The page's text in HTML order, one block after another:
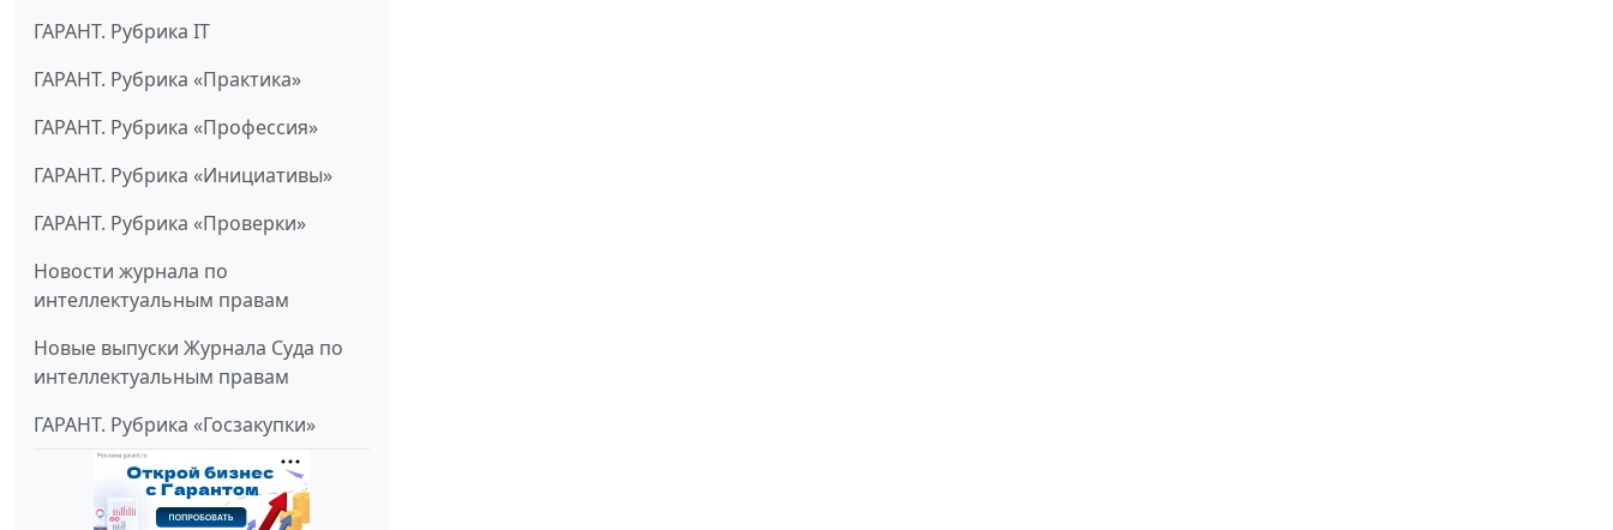
ГАРАНТ. Рубрика IT
ГАРАНТ. Рубрика «Практика»
ГАРАНТ. Рубрика «Профессия»
ГАРАНТ. Рубрика «Инициативы»
ГАРАНТ. Рубрика «Проверки»
Новости журнала по
интеллектуальным правам
Новые выпуски Журнала Суда по
интеллектуальным правам
ГАРАНТ. Рубрика «Госзакупки»